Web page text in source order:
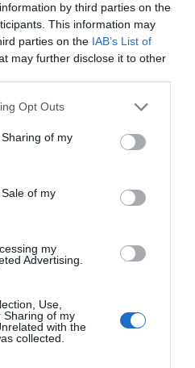
by third parties on the
This information may
parties on the IAB’s List of
may further disclose it to other
app uses one or more Google
behaviour. You may click to
and its third-party tags to
purposes in below Google
Opt Outs
of my
of my
my
Advertising.
Use,
Sharing of my
with the
collected.
: © Bravo Hugo
deBravo HUGO
de pickles bio Bravo Hugo
depuis 2019, une gamme
bio, cornichons
le groupe Reitzel se
et transformer le
pour une alimentation
de la marque répondent
en quête de produits
» ayant du caractère.
bio a pu voir le jour
du cornichon. Pour
bio et diversifier la filière,
agriculteurs en Sarthe et en